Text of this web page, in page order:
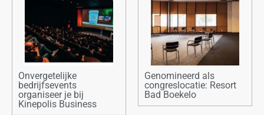
Onvergetelijke
bedrijfsevents
organiseer je bij
Kinepolis Business
Genomineerd als
congreslocatie: Resort
Bad Boekelo